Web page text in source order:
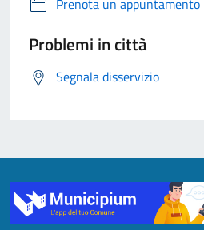
Prenota un appuntamento
Problemi in città
Segnala disservizio